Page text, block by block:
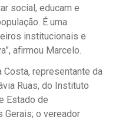
social, educam e
É uma
institucionais e
afirmou Marcelo.
Costa, representante da
Ruas, do Instituto
Estado de
Gerais; o vereador